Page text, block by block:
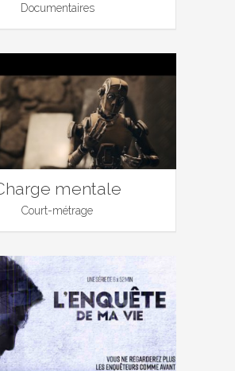
Documentaires
mentale
Court-métrage